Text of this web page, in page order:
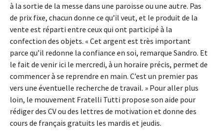
à la sortie de la messe dans une paroisse ou une autre. Pas
de prix fixe, chacun donne ce qu’il veut, et le produit de la
vente est réparti entre ceux qui ont participé à la
confection des objets. « Cet argent est très important
parce qu’il redonne la confiance en soi, remarque Sandro. Et
le fait de venir ici le mercredi, à un horaire précis, permet de
commencer à se reprendre en main. C’est un premier pas
vers une éventuelle recherche de travail. » Pour aller plus
loin, le mouvement Fratelli Tutti propose son aide pour
rédiger des CV ou des lettres de motivation et donne des
cours de français gratuits les mardis et jeudis.